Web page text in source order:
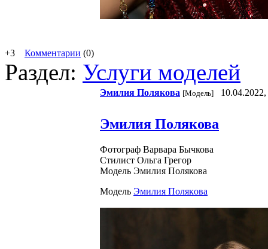
+3 Комментарии (0)
Раздел: Услуги моделей
Эмилия Пoлякoвa [Модель]
Эмилия Полякова
Фотограф Варвара Бычкова
Стилист Ольга Грегор
Модель Эмилия Полякова
Модель Эмилия Пoлякoвa